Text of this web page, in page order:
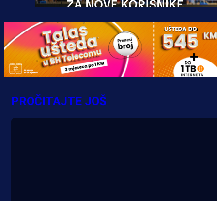
Promo vijesti
MrBit: Isprati kvalifikacije za
evropska takmičenja i preuzmi
bonus dobrodošlice!
PROČITAJTE JOŠ